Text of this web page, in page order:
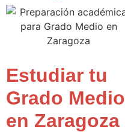
Estudiar tu
Grado Medio
en Zaragoza